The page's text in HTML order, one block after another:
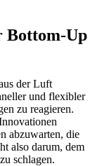
Bottom-Up
der Luft
und flexibler
zu reagieren.
abzuwarten, die
also darum, dem
schlagen.